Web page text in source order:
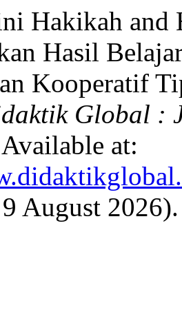
Hakikah and
Hasil
Kooperatif
Global :
at:
August 2026).